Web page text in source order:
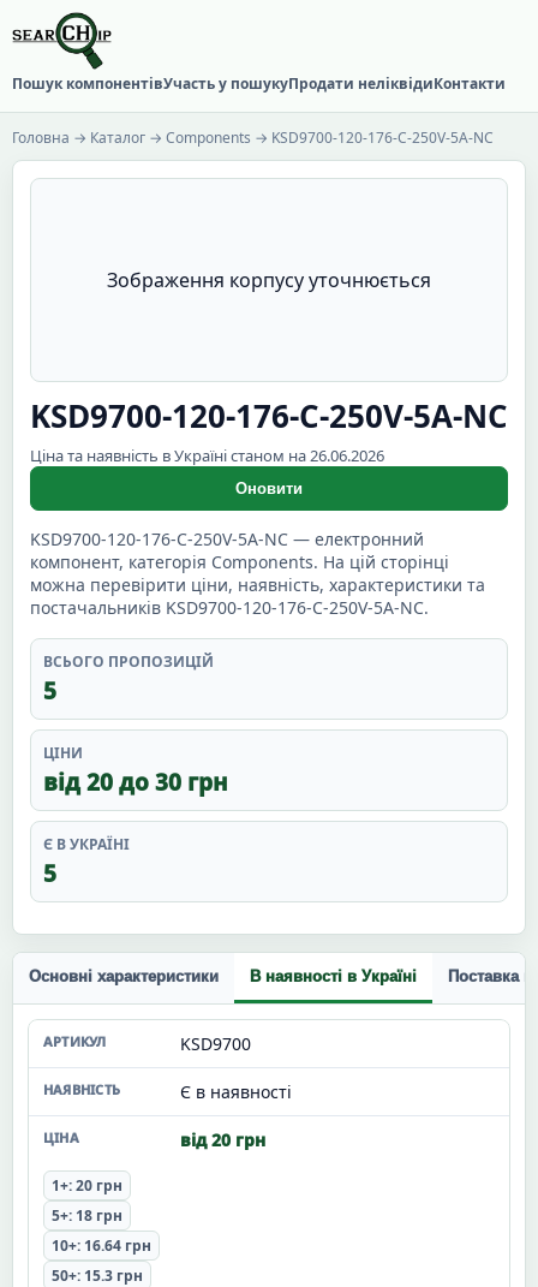
Пошук компонентівУчасть у пошукуПродати неліквідиКонтакти
Головна → Каталог → Components → KSD9700-120-176-C-250V-5A-NC
Зображення корпусу уточнюється
KSD9700-120-176-C-250V-5A-NC
Ціна та наявність в Україні станом на 26.06.2026
Оновити
KSD9700-120-176-C-250V-5A-NC — електронний
компонент, категорія Components. На цій сторінці
можна перевірити ціни, наявність, характеристики та
постачальників KSD9700-120-176-C-250V-5A-NC.
ВСЬОГО ПРОПОЗИЦІЙ
5
ЦІНИ
від 20 до 30 грн
Є В УКРАЇНІ
5
Основні характеристики В наявності в Україні Поставка
KSD9700
Є в наявності
від 20 грн
1+: 20 грн
5+: 18 грн
10+: 16.64 грн
50+: 15.3 грн